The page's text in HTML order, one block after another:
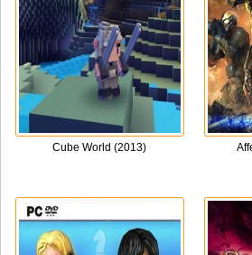
Cube World (2013)